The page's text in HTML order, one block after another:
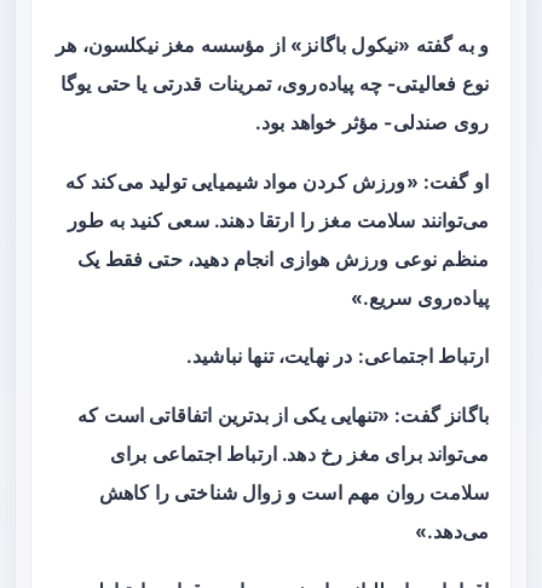
و به گفته «نیکول باگانز» از مؤسسه مغز نیکلسون، هر
نوع فعالیتی- چه پیاده‌روی، تمرینات قدرتی یا حتی یوگا
روی صندلی- مؤثر خواهد بود.
او گفت: «ورزش کردن مواد شیمیایی تولید می‌کند که
می‌توانند سلامت مغز را ارتقا دهند. سعی کنید به طور
منظم نوعی ورزش هوازی انجام دهید، حتی فقط یک
پیاده‌روی سریع.»
ارتباط اجتماعی: در نهایت، تنها نباشید.
باگانز گفت: «تنهایی یکی از بدترین اتفاقاتی است که
می‌تواند برای مغز رخ دهد. ارتباط اجتماعی برای
سلامت روان مهم است و زوال شناختی را کاهش
می‌دهد.»